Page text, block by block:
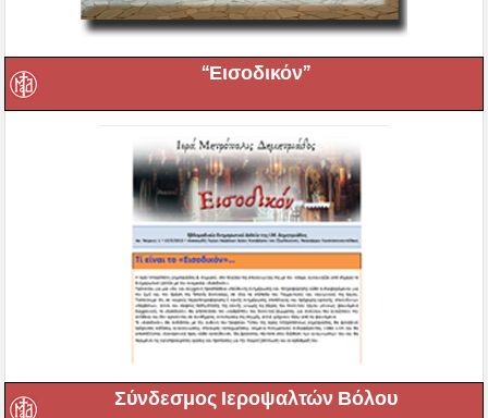
“Εισοδικόν”
Σύνδεσμος Ιεροψαλτών Βόλου